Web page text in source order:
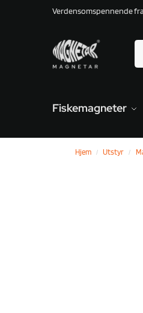
Verdensomspennende
Fiskemagneter
Hjem / Utstyr /